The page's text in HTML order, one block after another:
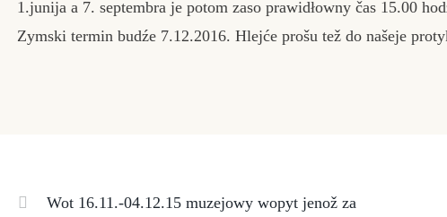
1.junija a 7. septembra je potom zaso prawidłowny čas 15.00
Zymski termin budźe 7.12.2016. Hlejće prošu tež do našeje
Wot 16.11.-04.12.15 muzejowy wopyt jenož za